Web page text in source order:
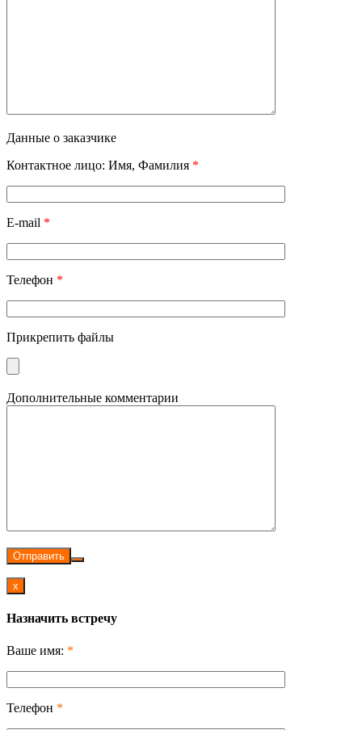
Данные о заказчике
Контактное лицо: Имя, Фамилия *
E-mail *
Телефон *
Прикрепить файлы
Дополнительные комментарии
Отправить
x
Назначить встречу
Ваше имя: *
Телефон *